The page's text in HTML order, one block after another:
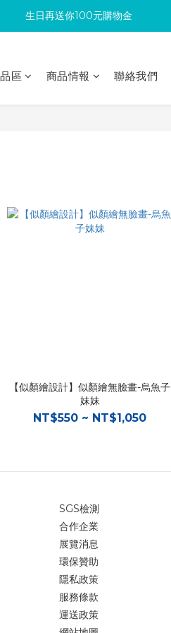
滿300回饋10%購物金
生日再送你100元購物金
滿300回饋10%購物金
區 商品情報 聯絡我們
【似顏繪設計】似顏繪無臉畫-烏魚子
妹妹
NT$550 ~ NT$1,050
SGS檢測
合作企業
展覽消息
環保贊助
隱私政策
服務條款
運送政策